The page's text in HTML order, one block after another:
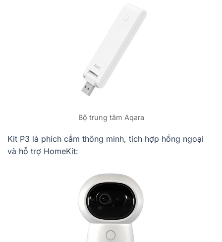
Bộ trung tâm Aqara
Kit P3 là phích cắm thông minh, tích hợp hồng ngoại
và hỗ trợ HomeKit: